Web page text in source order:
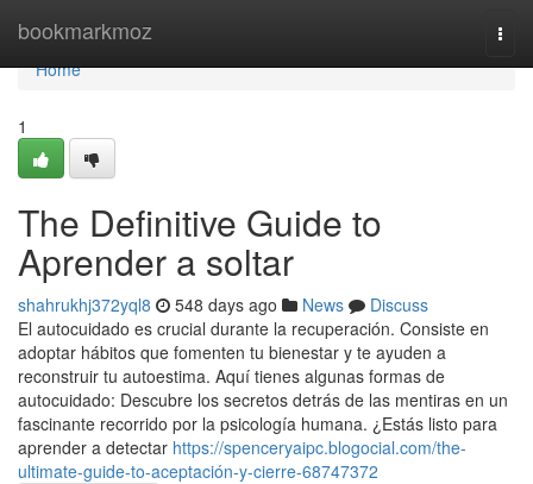
bookmarkmoz
Home
Home
1
The Definitive Guide to
Aprender a soltar
shahrukhj372yql8 548 days ago News
Discuss
El autocuidado es crucial durante la recuperación. Consiste en
adoptar hábitos que fomenten tu bienestar y te ayuden a
reconstruir tu autoestima. Aquí tienes algunas formas de
autocuidado: Descubre los secretos detrás de las mentiras en un
fascinante recorrido por la psicología humana. ¿Estás listo para
aprender a detectar https://spenceryaipc.blogocial.com/the-
ultimate-guide-to-aceptación-y-cierre-68747372